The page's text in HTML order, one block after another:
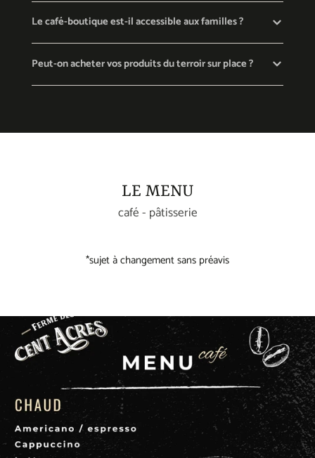
Le café-boutique est-il accessible aux familles ?
Peut-on acheter vos produits du terroir sur place ?
LE MENU
café - pâtisserie
*sujet à changement sans préavis